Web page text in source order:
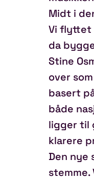
Midt i
Vi flyttet
da
Stine
over
basert
både
ligger til
klarere
Den nye